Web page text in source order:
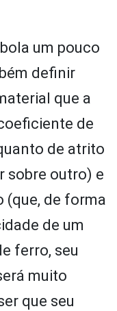
um pouco
definir
que a
de
de atrito
sobre outro) e
(que, de forma
de um
ferro, seu
muito
que seu